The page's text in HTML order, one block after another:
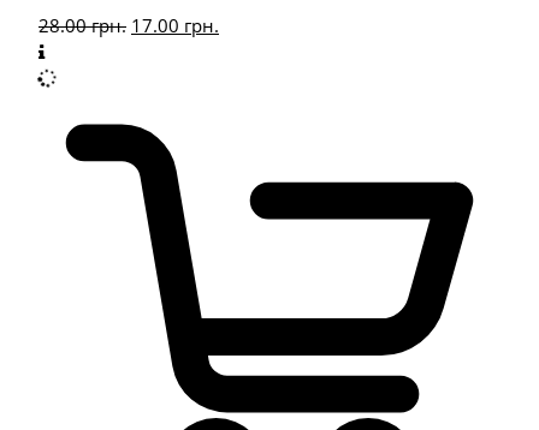
28.00грн. 17.00 грн.